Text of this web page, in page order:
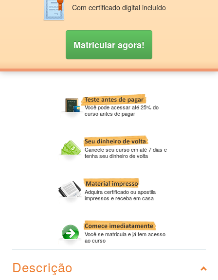
Com certificado digital incluído
Matricular agora!
Você pode acessar até 25% do
curso antes de pagar
Cancele seu curso em até 7 dias e
tenha seu dinheiro de volta
Adquira certificado ou apostila
impressos e receba em casa
Você se matricula e já tem acesso
ao curso
Descrição